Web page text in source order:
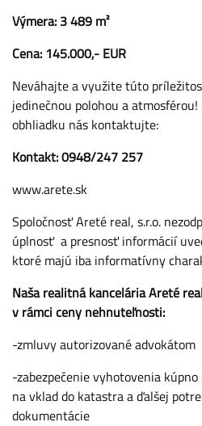
Výmera: 3 489 m²
Cena: 145.000,- EUR
Neváhajte a využite túto
jedinečnou polohou a
obhliadku nás kontaktujte:
Kontakt: 0948/247 257
www.arete.sk
Spoločnosť Areté real, s.r.o.
úplnosť a presnosť informácií
ktoré majú iba informatívny
Naša realitná kancelária Areté
v rámci ceny nehnuteľnosti:
-zmluvy autorizované advokátom
-zabezpečenie vyhotovenia
na vklad do katastra a ďalšej
dokumentácie